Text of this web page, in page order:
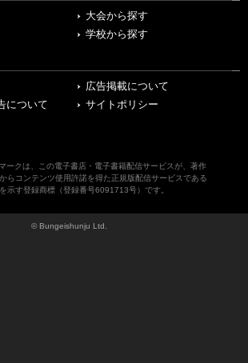
大会から探す
学校から探す
広告掲載について
について
サイトポリシー
ークは、この電子書店・電子書籍配信サービスが、著作
らコンテンツ使用許諾を得た正規版配信サービスである
示す登録商標（登録番号6091713号）です。
© Bungeishunju Ltd.